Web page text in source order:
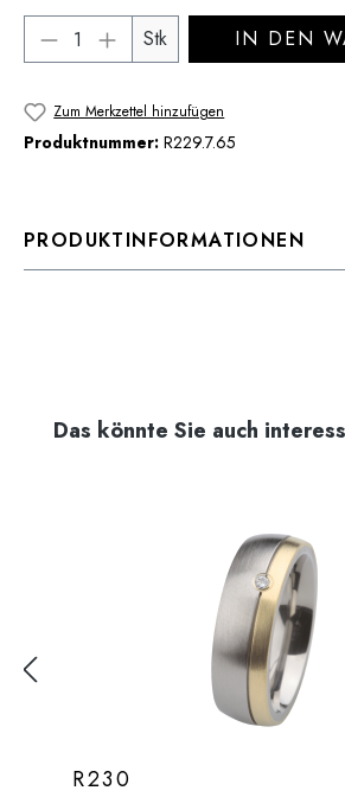
Produkt Anzahl: Gib den
Stk IN DEN
Zum Merkzettel hinzufügen
Produktnummer: R229.7.65
PRODUKTINFORMATIONEN
Produktgalerie überspringen
Das könnte Sie auch
R230